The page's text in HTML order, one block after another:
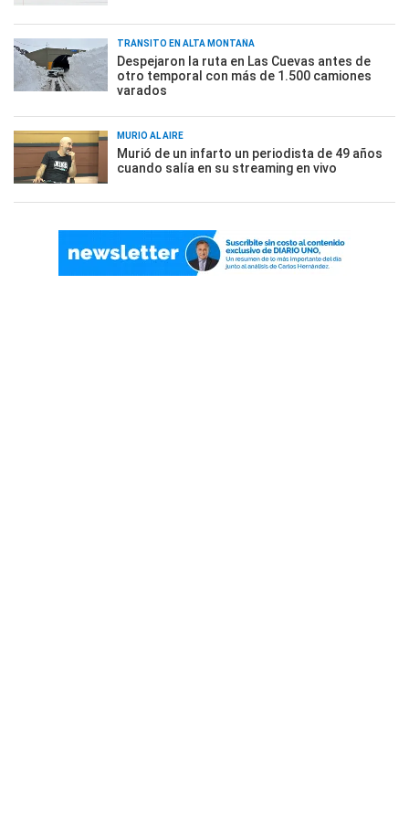
TRÁNSITO EN ALTA MONTAÑA
Despejaron la ruta en Las Cuevas antes de
otro temporal con más de 1.500 camiones
varados
MURIÓ AL AIRE
Murió de un infarto un periodista de 49 años
cuando salía en su streaming en vivo